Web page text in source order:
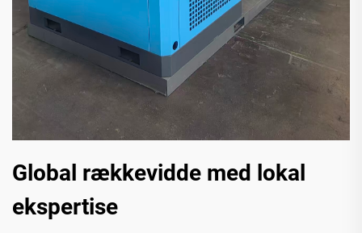
Global rækkevidde med lokal
ekspertise